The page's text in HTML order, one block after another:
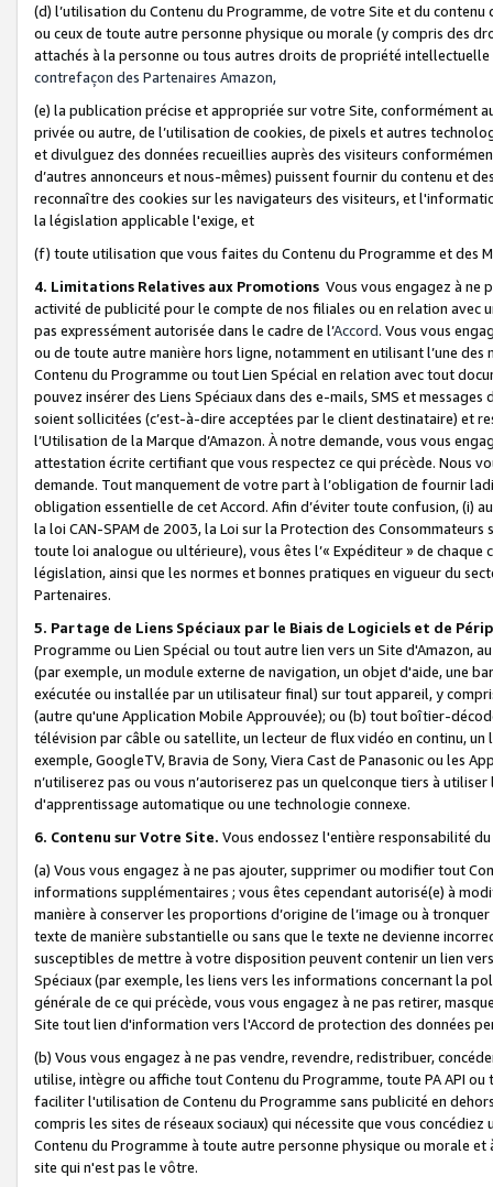
(d) l’utilisation du Contenu du Programme, de votre Site et du
ou ceux de toute autre personne physique ou morale (y compris des
attachés à la personne ou tous autres droits de propriété
contrefaçon des Partenaires Amazon,
(e) la publication précise et appropriée sur votre Site, conformément
privée ou autre, de l’utilisation de cookies, de pixels et autres
et divulguez des données recueillies auprès des visiteurs
d’autres annonceurs et nous-mêmes) puissent fournir du contenu et
reconnaître des cookies sur les navigateurs des visiteurs, et
la législation applicable l'exige, et
(f) toute utilisation que vous faites du Contenu du Programme et des
4. Limitations Relatives aux Promotions Vous vous engagez à ne
activité de publicité pour le compte de nos filiales ou en relation avec
pas expressément autorisée dans le cadre de l’Accord. Vous vous
ou de toute autre manière hors ligne, notamment en utilisant l’une
Contenu du Programme ou tout Lien Spécial en relation avec tout
pouvez insérer des Liens Spéciaux dans des e-mails, SMS et
soient sollicitées (c’est-à-dire acceptées par le client destinataire) et
l’Utilisation de la Marque d’Amazon. À notre demande, vous vous
attestation écrite certifiant que vous respectez ce qui précède. Nous
demande. Tout manquement de votre part à l’obligation de fournir
obligation essentielle de cet Accord. Afin d’éviter toute confusion, (i)
la loi CAN-SPAM de 2003, la Loi sur la Protection des
toute loi analogue ou ultérieure), vous êtes l’« Expéditeur » de
législation, ainsi que les normes et bonnes pratiques en vigueur du
Partenaires.
5. Partage de Liens Spéciaux par le Biais de Logiciels et de
Programme ou Lien Spécial ou tout autre lien vers un Site d'Amazon,
(par exemple, un module externe de navigation, un objet d'aide, une
exécutée ou installée par un utilisateur final) sur tout appareil, y
(autre qu'une Application Mobile Approuvée); ou (b) tout boîtier-
télévision par câble ou satellite, un lecteur de flux vidéo en continu,
exemple, GoogleTV, Bravia de Sony, Viera Cast de Panasonic ou les
n’utiliserez pas ou vous n’autoriserez pas un quelconque tiers à
d'apprentissage automatique ou une technologie connexe.
6. Contenu sur Votre Site. Vous endossez l'entière responsabilité
(a) Vous vous engagez à ne pas ajouter, supprimer ou modifier tout
informations supplémentaires ; vous êtes cependant autorisé(e) à
manière à conserver les proportions d’origine de l’image ou à
texte de manière substantielle ou sans que le texte ne devienne
susceptibles de mettre à votre disposition peuvent contenir un lien
Spéciaux (par exemple, les liens vers les informations concernant la
générale de ce qui précède, vous vous engagez à ne pas retirer,
Site tout lien d'information vers l'Accord de protection des données
(b) Vous vous engagez à ne pas vendre, revendre, redistribuer,
utilise, intègre ou affiche tout Contenu du Programme, toute PA API
faciliter l'utilisation de Contenu du Programme sans publicité en
compris les sites de réseaux sociaux) qui nécessite que vous
Contenu du Programme à toute autre personne physique ou morale
site qui n'est pas le vôtre.